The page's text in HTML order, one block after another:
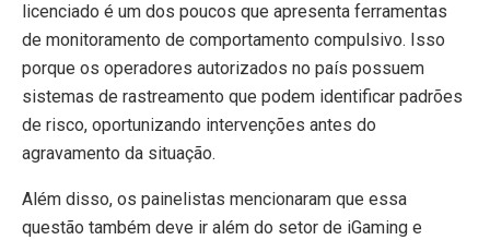
licenciado é um dos poucos que apresenta ferramentas
de monitoramento de comportamento compulsivo. Isso
porque os operadores autorizados no país possuem
sistemas de rastreamento que podem identificar padrões
de risco, oportunizando intervenções antes do
agravamento da situação.
Além disso, os painelistas mencionaram que essa
questão também deve ir além do setor de iGaming e